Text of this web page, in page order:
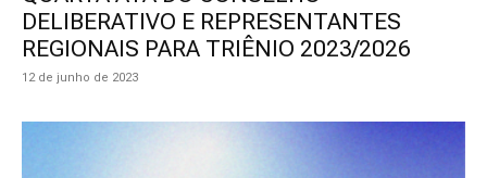
DELIBERATIVO E REPRESENTANTES
REGIONAIS PARA TRIÊNIO 2023/2026
12 de junho de 2023